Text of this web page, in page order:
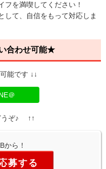
フを満喫してください！
して、自信をもって対応しま
合わせ可能★
能です ↓↓
＠
うぞ♪ ↑↑
から！
募する